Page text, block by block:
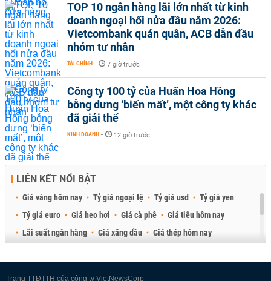
TOP 10 ngân hàng lãi lớn nhất từ kinh
doanh ngoại hối nửa đầu năm 2026:
Vietcombank quán quân, ACB dẫn đầu
nhóm tư nhân
TÀI CHÍNH - 7 giờ trước
Công ty 100 tỷ của Huấn Hoa Hồng
bỗng dưng ‘biến mất’, một công ty khác
đã giải thể
KINH DOANH - 12 giờ trước
LIÊN KẾT NỔI BẬT
Giá vàng hôm nay Tỷ giá ngoại tệ Tỷ giá usd
Tỷ giá yen
Tỷ giá euro
Giá heo hơi Giá cà phê
Giá tiêu hôm nay
Lãi suất ngân hàng
Giá xăng dầu
Giá thép hôm nay
Trang TTĐTTH của công ty VietNewsCorp